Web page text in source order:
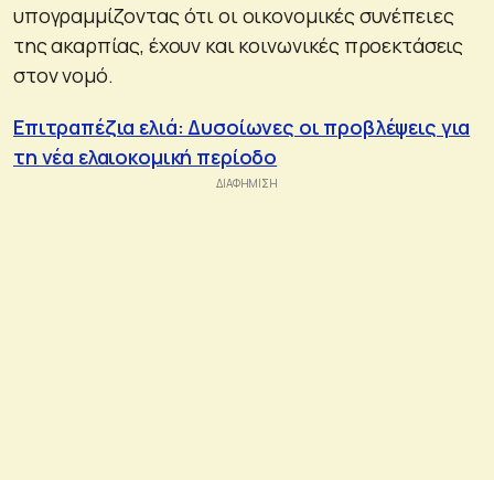
υπογραμμίζοντας ότι οι οικονομικές συνέπειες
της ακαρπίας, έχουν και κοινωνικές προεκτάσεις
στον νομό.
Επιτραπέζια ελιά: Δυσοίωνες οι προβλέψεις για
τη νέα ελαιοκομική περίοδο